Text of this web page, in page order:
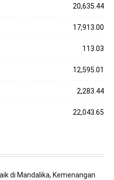
20,635.44
17,913.00
113.03
12,595.01
2,283.44
22,043.65
di Mandalika, Kemenangan